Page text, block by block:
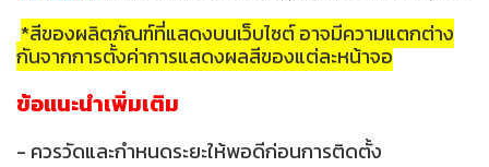
*สีของผลิตภัณฑ์ที่แสดงบนเว็บไซต์ อาจมีความแตกต่าง
กันจากการตั้งค่าการแสดงผลสีของแต่ละหน้าจอ
ข้อแนะนำเพิ่มเติม
- ควรวัดและกำหนดระยะให้พอดีก่อนการติดตั้ง